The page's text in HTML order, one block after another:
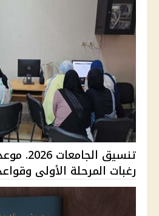
تنسيق
رغبات المرحلة الأولى